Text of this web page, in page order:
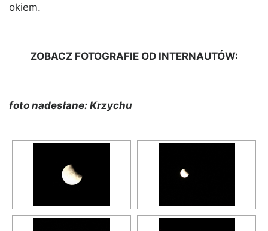
okiem.
ZOBACZ FOTOGRAFIE OD INTERNAUTÓW:
foto nadesłane: Krzychu